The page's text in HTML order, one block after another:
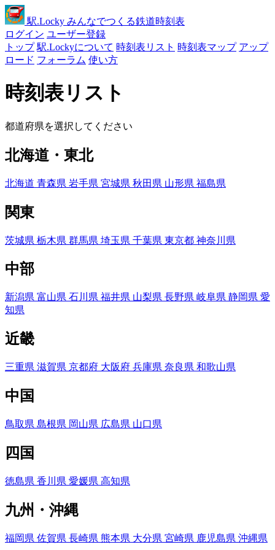
駅.Locky みんなでつくる鉄道時刻表
ログイン ユーザー登録
トップ 駅.Lockyについて 時刻表リスト 時刻表マップ アップ
ロード フォーラム 使い方
時刻表リスト
都道府県を選択してください
北海道・東北
北海道 青森県 岩手県 宮城県 秋田県 山形県 福島県
関東
茨城県 栃木県 群馬県 埼玉県 千葉県 東京都 神奈川県
中部
新潟県 富山県 石川県 福井県 山梨県 長野県 岐阜県 静岡県 愛
知県
近畿
三重県 滋賀県 京都府 大阪府 兵庫県 奈良県 和歌山県
中国
鳥取県 島根県 岡山県 広島県 山口県
四国
徳島県 香川県 愛媛県 高知県
九州・沖縄
福岡県 佐賀県 長崎県 熊本県 大分県 宮崎県 鹿児島県 沖縄県